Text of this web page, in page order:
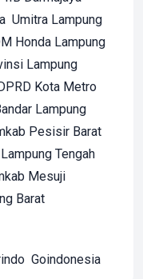
Umitra Lampung
Honda Lampung
Lampung
Kota Metro
Lampung
Pesisir Barat
Tengah
Mesuji
Barat
Goindonesia